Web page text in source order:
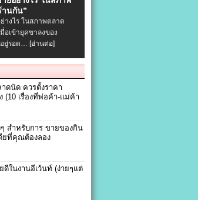
านกัน”
างไร ในสภาพตลาด
อเข้ายุคขาลงของ
ยู่รอด… [อ่านต่อ]
ดนัด ควรตั้งราคา
(10 เรื่องที่พ่อค้า-แม่ค้า
ๆ สำหรับการ ขายของกิน
ยที่คุณต้องลอง
ดีในงานอีเว้นท์ (ง่ายๆแต่